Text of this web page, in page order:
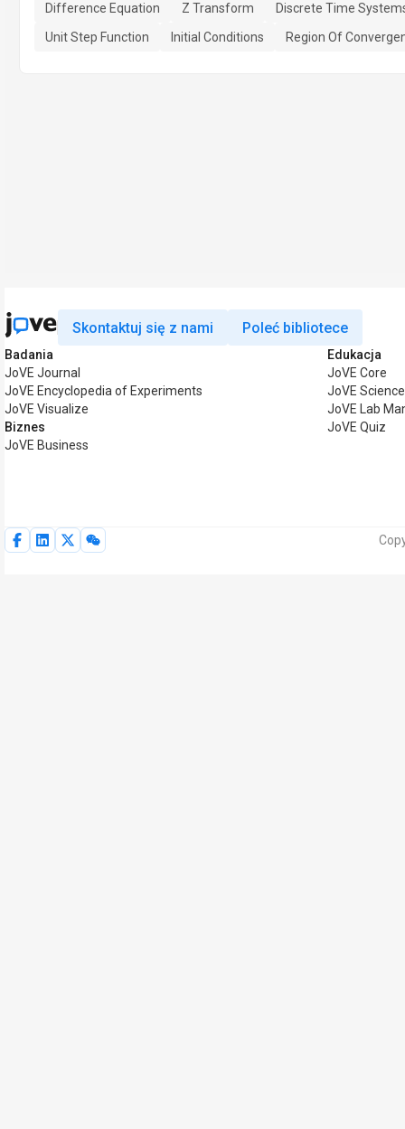
Difference Equation Z Transform
Discrete Time
Unit Step Function
Initial Conditions Region Of
Skontaktuj się z nami Poleć bibliotece
Badania
JoVE Journal
JoVE Encyclopedia of Experiments
JoVE Visualize
Biznes
JoVE Business
Edukacja
JoVE Core
JoVE
JoVE Lab
JoVE Quiz